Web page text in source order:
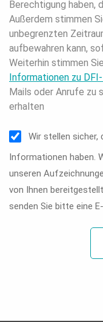
Berechtigung haben,
Außerdem stimmen
unbegrenzten
aufbewahren kann,
Weiterhin stimmen
Informationen zu
Mails oder Anrufe zu
erhalten
Wir stellen sicher,
Informationen haben.
unseren
von Ihnen
senden Sie bitte eine